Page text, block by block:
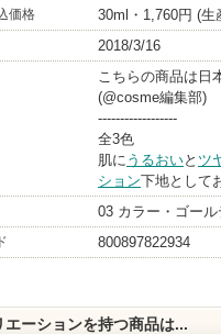
価格 30ml・1,760円 (生
2018/3/16
こちらの商品は日
(@cosme編集部)
------------------
全3色
肌に うるおいと ツ
ション下地として
03 カラー・ゴール
800897822934
エーションを持つ商品は...